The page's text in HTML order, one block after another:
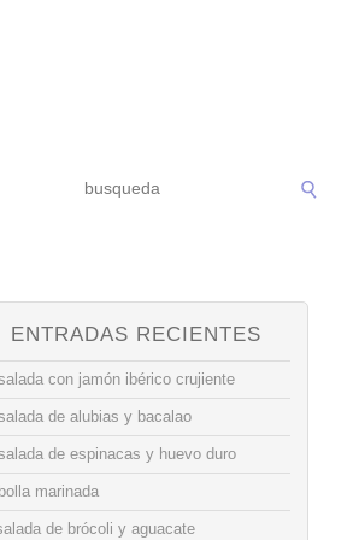
ENTRADAS RECIENTES
con jamón ibérico crujiente
de alubias y bacalao
de espinacas y huevo duro
marinada
de brócoli y aguacate